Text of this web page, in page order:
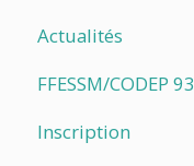
Actualités
FFESSM/CODEP 93
Inscription